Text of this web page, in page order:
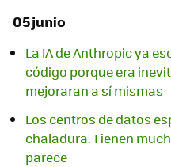
05 junio
La IA de Anthropic ya
código porque era
mejoraran a sí mismas
Los centros de datos
chaladura. Tienen
parece